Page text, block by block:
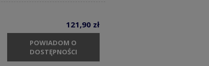
121,90 zł
POWIADOM O
DOSTĘPNOŚCI